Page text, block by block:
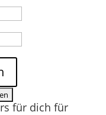
für dich für